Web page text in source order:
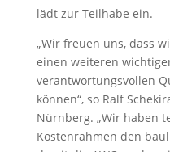
lädt zur Teilhabe ein.
„Wir freuen uns, dass
einen weiteren
verantwortungsvollen
können“, so Ralf
Nürnberg. „Wir haben
Kostenrahmen den